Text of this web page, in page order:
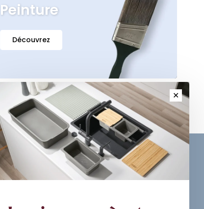
Peinture
Découvrez
Sign up for our newsletter and
✕